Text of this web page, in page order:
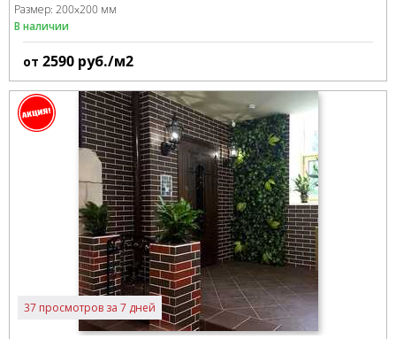
Размер: 200x200 мм
В наличии
от 2590 руб./м2
37 просмотров за 7 дней